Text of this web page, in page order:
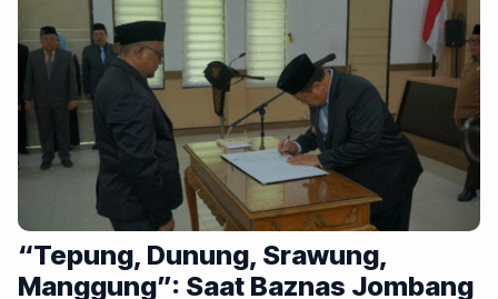
“Tepung, Dunung, Srawung,
Manggung”: Saat Baznas Jombang